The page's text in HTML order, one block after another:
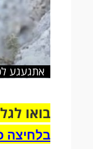
אתגעגע
בואו
בלחיצה